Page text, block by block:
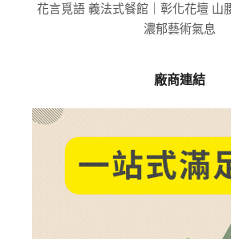
花言覓語 義法式餐館｜彰化花壇 山
濃郁藝術氣息
廠商連結